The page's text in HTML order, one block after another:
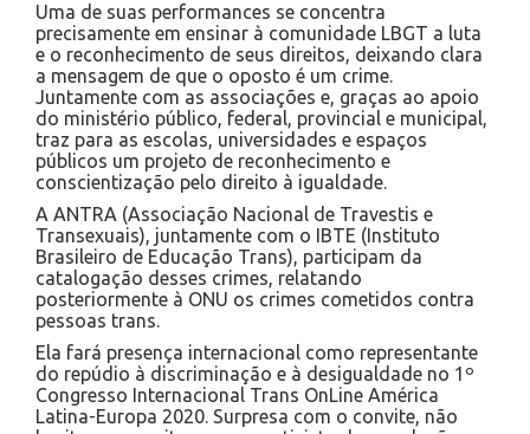
Uma de suas performances se concentra
precisamente em ensinar à comunidade LBGT a luta
e o reconhecimento de seus direitos, deixando clara
a mensagem de que o oposto é um crime.
Juntamente com as associações e, graças ao apoio
do ministério público, federal, provincial e municipal,
traz para as escolas, universidades e espaços
públicos um projeto de reconhecimento e
conscientização pelo direito à igualdade.
A ANTRA (Associação Nacional de Travestis e
Transexuais), juntamente com o IBTE (Instituto
Brasileiro de Educação Trans), participam da
catalogação desses crimes, relatando
posteriormente à ONU os crimes cometidos contra
pessoas trans.
Ela fará presença internacional como representante
do repúdio à discriminação e à desigualdade no 1º
Congresso Internacional Trans OnLine América
Latina-Europa 2020. Surpresa com o convite, não